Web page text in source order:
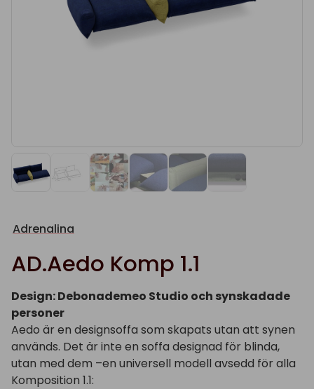
Adrenalina
AD.Aedo Komp 1.1
Design: Debonademeo Studio och synskadade
personer
Aedo är en designsoffa som skapats utan att synen
används. Det är inte en soffa designad för blinda,
utan med dem –en universell modell avsedd för alla
Komposition 1.1: